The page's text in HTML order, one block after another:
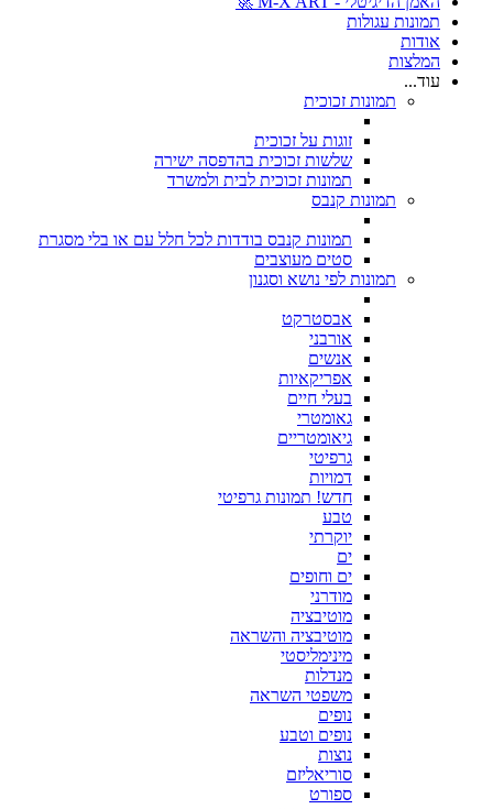
תמונות עגולות
אודות
המלצות
עוד...
תמונות זכוכית
זוגות על זכוכית
שלשות זכוכית בהדפסה ישירה
תמונות זכוכית לבית ולמשרד
תמונות קנבס
תמונות קנבס בודדות לכל חלל עם או בלי מסגרת
סטים מעוצבים
תמונות לפי נושא וסגנון
אבסטרקט
אורבני
אנשים
אפריקאיות
בעלי חיים
גאומטרי
גיאומטריים
גרפיטי
דמויות
חדש! תמונות גרפיטי
טבע
יוקרתי
ים
ים וחופים
מודרני
מוטיבציה
מוטיבציה והשראה
מינימליסטי
מנדלות
משפטי השראה
נופים
נופים וטבע
נוצות
סוריאליזם
ספורט